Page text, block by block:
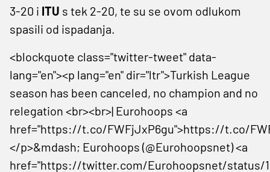
3-20 i ITU s tek 2-20, te su se ovom odlukom
spasili od ispadanja.
<blockquote class="twitter-tweet" data-
lang="en"><p lang="en" dir="ltr">Turkish League
season has been canceled, no champion and no
relegation <br><br>| Eurohoops <a
href="https://t.co/FWFjJxP6gu">https://t.co/
</p>&mdash; Eurohoops (@Eurohoopsnet) <a
href="https://twitter.com/Eurohoopsnet/status/